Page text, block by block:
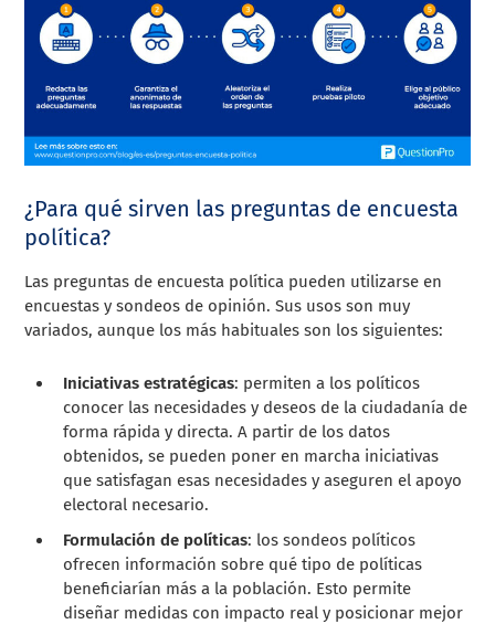
¿Para qué sirven las preguntas de encuesta
política?
Las preguntas de encuesta política pueden utilizarse en
encuestas y sondeos de opinión. Sus usos son muy
variados, aunque los más habituales son los siguientes:
Iniciativas estratégicas: permiten a los políticos
conocer las necesidades y deseos de la ciudadanía de
forma rápida y directa. A partir de los datos
obtenidos, se pueden poner en marcha iniciativas
que satisfagan esas necesidades y aseguren el apoyo
electoral necesario.
Formulación de políticas: los sondeos políticos
ofrecen información sobre qué tipo de políticas
beneficiarían más a la población. Esto permite
diseñar medidas con impacto real y posicionar mejor